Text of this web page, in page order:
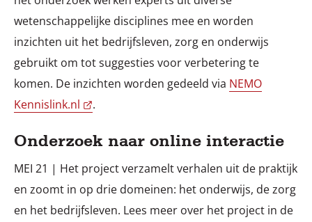
wetenschappelijke disciplines mee en worden
inzichten uit het bedrijfsleven, zorg en onderwijs
gebruikt om tot suggesties voor verbetering te
komen. De inzichten worden gedeeld via NEMO
Kennislink.nl
.
Onderzoek naar online interactie
MEI 21 | Het project verzamelt verhalen uit de praktijk
en zoomt in op drie domeinen: het onderwijs, de zorg
en het bedrijfsleven. Lees meer over het project in de